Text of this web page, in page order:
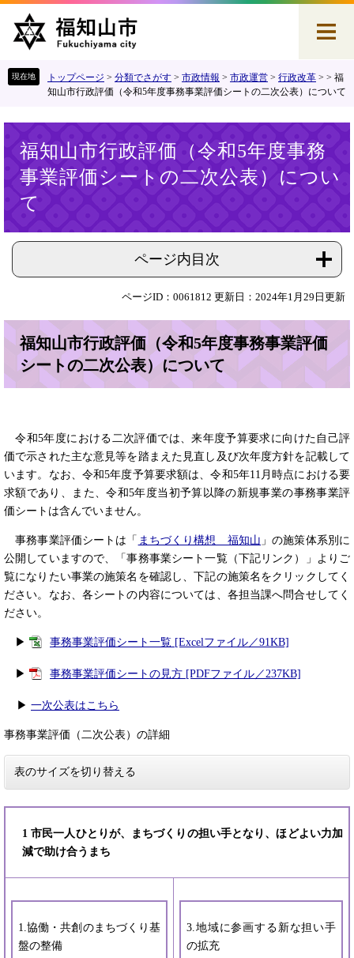
す
し
トップページ > 分類でさがす > 市政情報 > 市政運営 > 行政改革 > > 福
知山市行政評価（令和5年度事務事業評価シートの二次公表）について
福知山市行政評価（令和5年度事務
事業評価シートの二次公表）につい
て
ページ内目次
ページID：0061812 更新日：2024年1月29日更新
福知山市行政評価（令和5年度事務事業評価
シートの二次公表）について
令和5年度における二次評価では、来年度予算要求に向けた自己評
価で示された主な意見等を踏まえた見直し及び次年度方針を記載して
います。なお、令和5年度予算要求額は、令和5年11月時点における要
求額であり、また、令和5年度当初予算以降の新規事業の事務事業評
価シートは含んでいません。
事務事業評価シートは「 まちづくり構想 福知山 」の施策体系別に
公開していますので、「事務事業シート一覧（下記リンク）」よりご
覧になりたい事業の施策名を確認し、下記の施策名をクリックしてく
ださい。なお、各シートの内容については、各担当課へ問合せしてく
ださい。
▶ 事務事業評価シート一覧 [Excelファイル／91KB]
▶ 事務事業評価シートの見方 [PDFファイル／237KB]
▶ 一次公表はこちら
事務事業評価（二次公表）の詳細
表のサイズを切り替える
1 市民一人ひとりが、まちづくりの担い手となり、ほどよい力加
減で助け合うまち
1.協働・共創のまちづくり基
盤の整備
3.地域に参画する新な担い手
の拡充